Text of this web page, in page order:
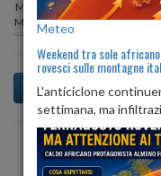
Min:
16°C
Max:22°C
Min:
14°C
Max:21°C
Min:
Max:
Previsioni del
Meteo
Weekend tra sole
rovesci sulle montagne
L'anticiclone
settimana, ma